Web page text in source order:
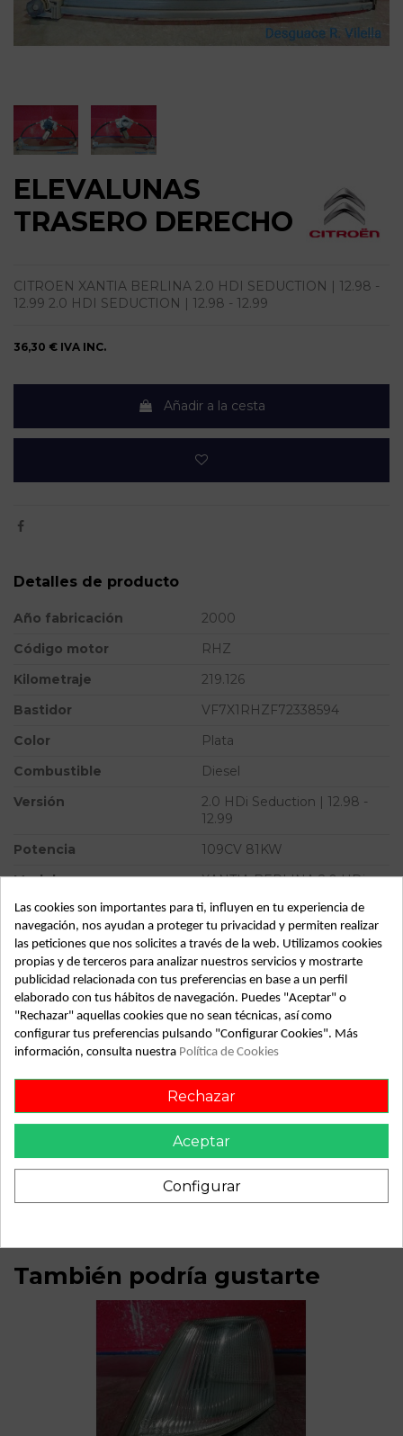
ELEVALUNAS
TRASERO DERECHO
CITROEN XANTIA BERLINA 2.0 HDI SEDUCTION | 12.98 -
12.99 2.0 HDI SEDUCTION | 12.98 - 12.99
36,30 € IVA INC.
Añadir a la cesta
Detalles de producto
Año fabricación
2000
Código motor
RHZ
Kilometraje
219.126
Bastidor
VF7X1RHZF72338594
Color
Plata
Combustible
Diesel
Versión
2.0 HDi Seduction | 12.98 -
12.99
Potencia
109CV 81KW
Modelo
XANTIA BERLINA 2.0 HDi
Almacén
49349
SubAlmacén
362
SubSubAlmacén
100028996
ID: 738648
Fecha disponible: 2022-04-04
Descripción
Recambio de elevalunas trasero derecho para citroen xantia
berlina 2.0 hdi seduction | 12.98 - 12.99 2.0 hdi seduction |
12.98 - 12.99 referencia OEM IAM
También podría gustarte
Las cookies son importantes para ti, influyen en tu experiencia de
navegación, nos ayudan a proteger tu privacidad y permiten realizar
las peticiones que nos solicites a través de la web. Utilizamos cookies
propias y de terceros para analizar nuestros servicios y mostrarte
publicidad relacionada con tus preferencias en base a un perfil
elaborado con tus hábitos de navegación. Puedes "Aceptar" o
"Rechazar" aquellas cookies que no sean técnicas, así como
configurar tus preferencias pulsando "Configurar Cookies". Más
información, consulta nuestra Política de Cookies
Rechazar
Aceptar
Configurar